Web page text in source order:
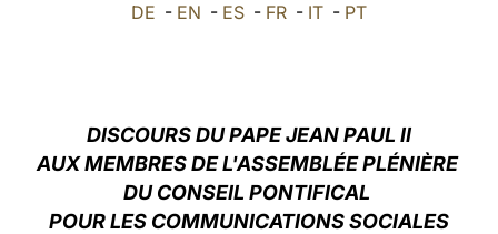
中文
LATINE
DE - EN - ES - FR - IT - PT
DISCOURS DU PAPE JEAN PAUL II
AUX MEMBRES DE L'ASSEMBLÉE PLÉNIÈRE
DU CONSEIL PONTIFICAL
POUR LES COMMUNICATIONS SOCIALES